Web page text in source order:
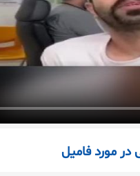
در مورد فامیل